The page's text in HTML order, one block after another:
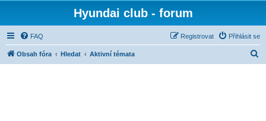
Hyundai club - forum
FAQ Přihlásit se
Registrovat
Obsah fóra Hledat Aktivní témata